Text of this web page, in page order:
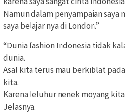
Namun dalam penyampaian saya
saya belajar nya di London.”
“Dunia fashion Indonesia tidak
dunia.
Asal kita terus mau berkiblat
kita.
Karena leluhur nenek moyang
Jelasnya.